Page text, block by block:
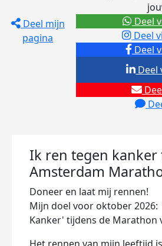
Deel mijn
pagina
Deel
Deel
Deel
Deel
Ik ren tegen kanker
Amsterdam
Doneer en laat mij rennen!
Mijn doel voor oktober 2026:
Kanker' tijdens de Marathon